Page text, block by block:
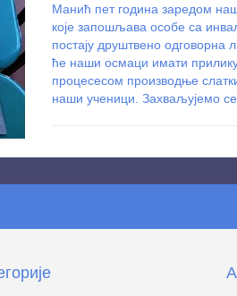
Манић пет година заредом
које запошљава особе са
постају друштвено одговорна
ће наши осмаци имати
процесесом производње
наши ученици. Захваљујемо